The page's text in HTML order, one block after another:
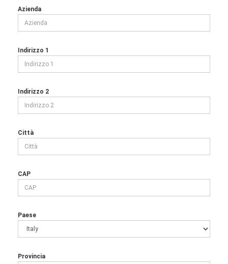
Azienda
Indirizzo 1
Indirizzo 2
Città
CAP
Paese
Provincia